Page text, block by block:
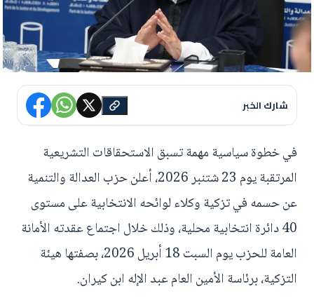
شارك الخبر
في خطوة سياسية مهمة تسبق الاستحقاقات التشريعية
المرتقبة يوم 23 شتنبر 2026، أعلن حزب العدالة والتنمية
عن حسمه في تزكية وكلاء لوائحه الانتخابية على مستوى
40 دائرة انتخابية محلية، وذلك خلال اجتماع عقدته الأمانة
العامة للحزب يوم السبت 18 أبريل 2026، بصفتها هيئة
التزكية، برئاسة الأمين العام عبد الإله ابن كيران.